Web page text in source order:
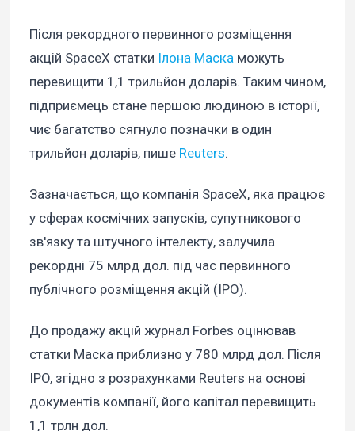
Після рекордного первинного розміщення
акцій SpaceX статки Ілона Маска можуть
перевищити 1,1 трильйон доларів. Таким чином,
підприємець стане першою людиною в історії,
чиє багатство сягнуло позначки в один
трильйон доларів, пише Reuters.
Зазначається, що компанія SpaceX, яка працює
у сферах космічних запусків, супутникового
зв'язку та штучного інтелекту, залучила
рекордні 75 млрд дол. під час первинного
публічного розміщення акцій (IPO).
До продажу акцій журнал Forbes оцінював
статки Маска приблизно у 780 млрд дол. Після
IPO, згідно з розрахунками Reuters на основі
документів компанії, його капітал перевищить
1,1 трлн дол.